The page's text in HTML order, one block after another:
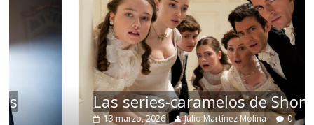
Las series-caramelos de Shondaland
13 marzo, 2026 Julio Martínez Molina 0